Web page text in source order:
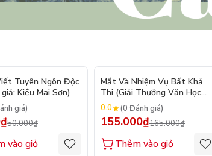
- 20%
Tuyên Ngôn Độc
Kiều Mai Sơn)
giá)
50.000₫
vào giỏ
- 6%
Mắt Và Nhiệm Vụ Bất Khả
Thi (Giải Thưởng Văn Học
Newbery Medal 2024)
0.0 (0 Đánh giá)
155.000₫165.000₫
Thêm vào giỏ